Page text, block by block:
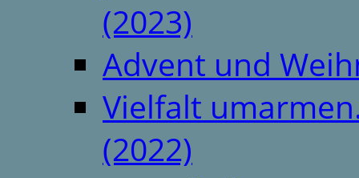
(2023)
Advent und
Vielfalt
(2022)